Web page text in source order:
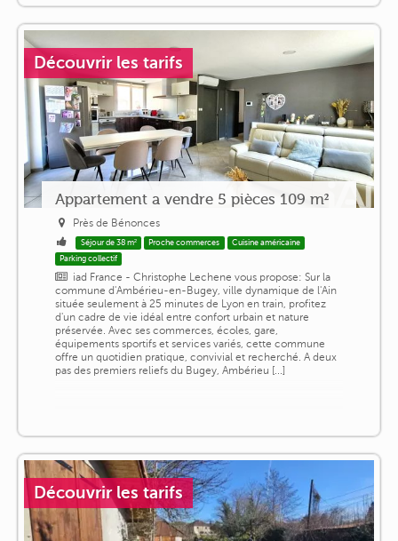
Découvrir les tarifs
Appartement a vendre 5 pièces 109 m²
Près de Bénonces
Séjour de 38 m² Proche commerces
Cuisine américaine
Parking collectif
iad France - Christophe Lechene vous propose: Sur la
commune d'Ambérieu-en-Bugey, ville dynamique de l'Ain
située seulement à 25 minutes de Lyon en train, profitez
d'un cadre de vie idéal entre confort urbain et nature
préservée. Avec ses commerces, écoles, gare,
équipements sportifs et services variés, cette commune
offre un quotidien pratique, convivial et recherché. A deux
pas des premiers reliefs du Bugey, Ambérieu [...]
Découvrir les tarifs